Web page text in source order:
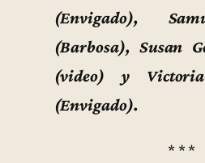
(Envigado),
(Barbosa), Susan
(video) y
(Envigado).
* * *